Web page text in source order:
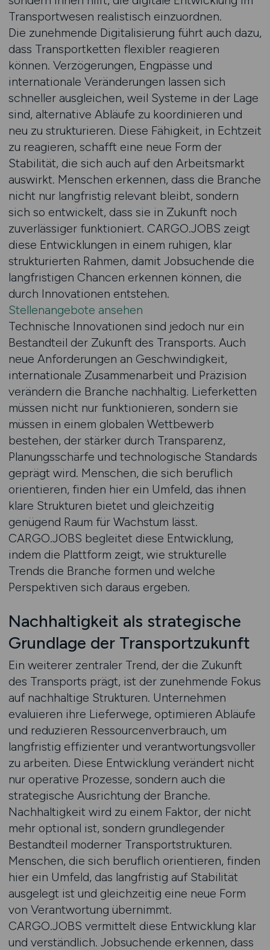
Transportwesen realistisch einzuordnen.
Die zunehmende Digitalisierung führt auch dazu,
dass Transportketten flexibler reagieren
können. Verzögerungen, Engpässe und
internationale Veränderungen lassen sich
schneller ausgleichen, weil Systeme in der Lage
sind, alternative Abläufe zu koordinieren und
neu zu strukturieren. Diese Fähigkeit, in Echtzeit
zu reagieren, schafft eine neue Form der
Stabilität, die sich auch auf den Arbeitsmarkt
auswirkt. Menschen erkennen, dass die Branche
nicht nur langfristig relevant bleibt, sondern
sich so entwickelt, dass sie in Zukunft noch
zuverlässiger funktioniert. CARGO.JOBS zeigt
diese Entwicklungen in einem ruhigen, klar
strukturierten Rahmen, damit Jobsuchende die
langfristigen Chancen erkennen können, die
durch Innovationen entstehen.
Stellenangebote ansehen
Technische Innovationen sind jedoch nur ein
Bestandteil der Zukunft des Transports. Auch
neue Anforderungen an Geschwindigkeit,
internationale Zusammenarbeit und Präzision
verändern die Branche nachhaltig. Lieferketten
müssen nicht nur funktionieren, sondern sie
müssen in einem globalen Wettbewerb
bestehen, der stärker durch Transparenz,
Planungsschärfe und technologische Standards
geprägt wird. Menschen, die sich beruflich
orientieren, finden hier ein Umfeld, das ihnen
klare Strukturen bietet und gleichzeitig
genügend Raum für Wachstum lässt.
CARGO.JOBS begleitet diese Entwicklung,
indem die Plattform zeigt, wie strukturelle
Trends die Branche formen und welche
Perspektiven sich daraus ergeben.
Nachhaltigkeit als strategische
Grundlage der Transportzukunft
Ein weiterer zentraler Trend, der die Zukunft
des Transports prägt, ist der zunehmende Fokus
auf nachhaltige Strukturen. Unternehmen
evaluieren ihre Lieferwege, optimieren Abläufe
und reduzieren Ressourcenverbrauch, um
langfristig effizienter und verantwortungsvoller
zu arbeiten. Diese Entwicklung verändert nicht
nur operative Prozesse, sondern auch die
strategische Ausrichtung der Branche.
Nachhaltigkeit wird zu einem Faktor, der nicht
mehr optional ist, sondern grundlegender
Bestandteil moderner Transportstrukturen.
Menschen, die sich beruflich orientieren, finden
hier ein Umfeld, das langfristig auf Stabilität
ausgelegt ist und gleichzeitig eine neue Form
von Verantwortung übernimmt.
CARGO.JOBS vermittelt diese Entwicklung klar
und verständlich. Jobsuchende erkennen, dass